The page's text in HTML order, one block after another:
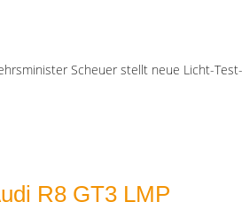
Scheuer stellt neue Licht-
R8 GT3 LMP